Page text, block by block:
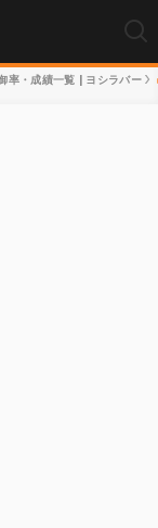
率・成績一覧 | ヨシラバー